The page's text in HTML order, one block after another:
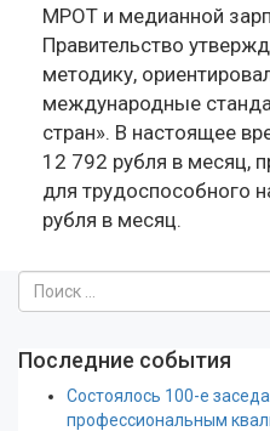
МРОТ и медианной
Правительство
методику,
международные
стран». В настоящее
12 792 рубля в месяц,
для трудоспособного
рубля в месяц.
Последние события
Состоялось 100-е
профессиональным